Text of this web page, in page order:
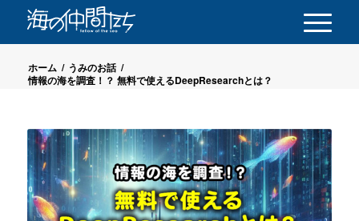
ホーム / うみのお話 /
情報の海を調査！？ 無料で使えるDeepResearchとは？